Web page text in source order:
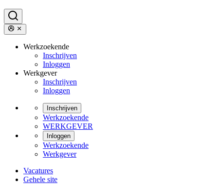
Werkzoekende
Inschrijven
Inloggen
Werkgever
Inschrijven
Inloggen
Inschrijven
Werkzoekende
WERKGEVER
Inloggen
Werkzoekende
Werkgever
Vacatures
Gehele site